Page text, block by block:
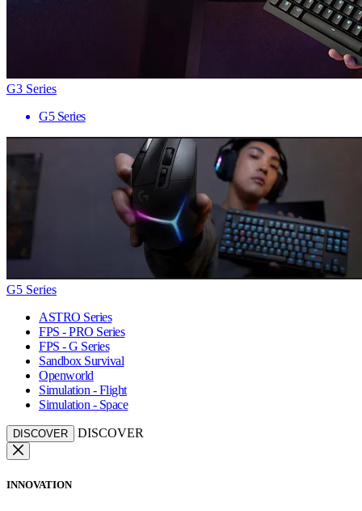
G3 Series
G5 Series
G5 Series
ASTRO Series
FPS - PRO Series
FPS - G Series
Sandbox Survival
Openworld
Simulation - Flight
Simulation - Space
DISCOVER DISCOVER
INNOVATION